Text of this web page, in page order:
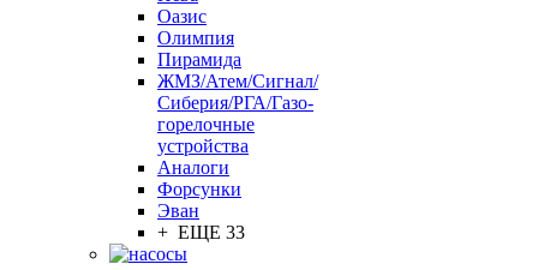
Оазис
Олимпия
Пирамида
ЖМЗ/Атем/Сигнал/
Сиберия/РГА/Газо-
горелочные
устройства
Aналоги
Форсунки
Эван
+ ЕЩЕ 33